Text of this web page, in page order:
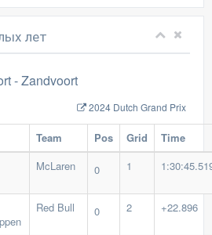
лет
-Zandvoort
2024 Dutch Grand Prix
Team Pos Grid
Time
McLaren 0 1
Red Bull 0 2 +22.896